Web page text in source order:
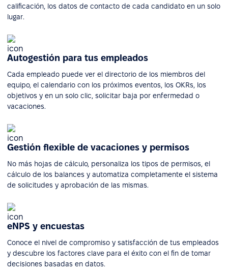
calificación, los datos de contacto de cada candidato en un solo
lugar.
Autogestión para tus empleados
Cada empleado puede ver el directorio de los miembros del
equipo, el calendario con los próximos eventos, los OKRs, los
objetivos y en un solo clic, solicitar baja por enfermedad o
vacaciones.
Gestión flexible de vacaciones y permisos
No más hojas de cálculo, personaliza los tipos de permisos, el
cálculo de los balances y automatiza completamente el sistema
de solicitudes y aprobación de las mismas.
eNPS y encuestas
Conoce el nivel de compromiso y satisfacción de tus empleados
y descubre los factores clave para el éxito con el fin de tomar
decisiones basadas en datos.